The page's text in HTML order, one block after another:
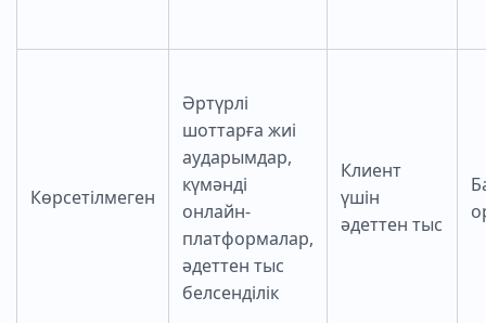
Көрсетілмеген
Әртүрлі
шоттарға жиі
аударымдар,
күмәнді
онлайн-
платформалар,
әдеттен тыс
белсенділік
Клиент
үшін
әдеттен тыс